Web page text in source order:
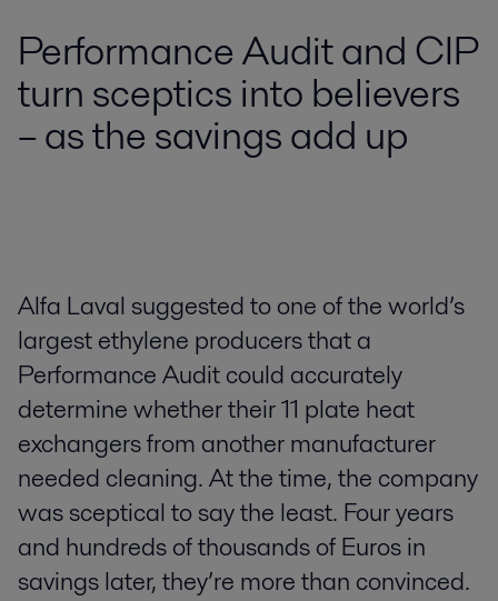
Performance Audit and CIP
turn sceptics into believers
– as the savings add up
Alfa Laval suggested to one of the world’s
largest ethylene producers that a
Performance Audit could accurately
determine whether their 11 plate heat
exchangers from another manufacturer
needed cleaning. At the time, the company
was sceptical to say the least. Four years
and hundreds of thousands of Euros in
savings later, they’re more than convinced.